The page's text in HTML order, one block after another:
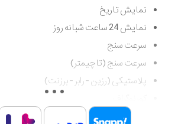
نمایش تاریخ
نمایش 24 ساعت شبانه روز
سرعت سنج
سرعت سنج (تاچیمتر)
پلاستیکی (رزین - رابر - برزنت)
چند عقربه